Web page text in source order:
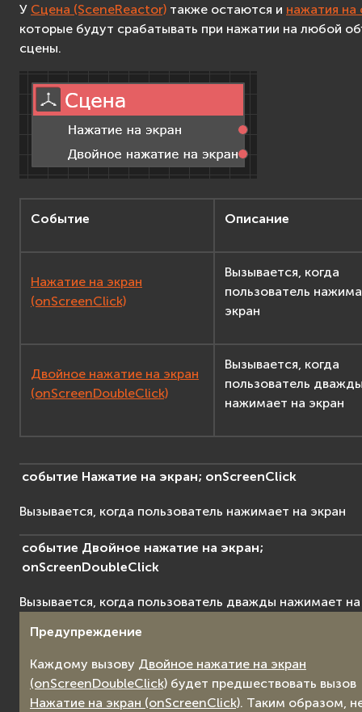
Advanced API Reference
У Сцена (SceneReactor) также остаются и нажатия на
которые будут срабатывать при нажатии на любой
сцены.
Событие Описание
Нажатие на экран
(onScreenClick)
Вызывается, когда
пользователь
экран
Двойное нажатие на экран
(onScreenDoubleClick)
Вызывается, когда
пользователь
нажимает на экран
событие Нажатие на экран; onScreenClick
Вызывается, когда пользователь нажимает на экран
событие Двойное нажатие на экран;
onScreenDoubleClick
Вызывается, когда пользователь дважды нажимает на
Предупреждение
Каждому вызову Двойное нажатие на экран
(onScreenDoubleClick) будет предшествовать вызов
Нажатие на экран (onScreenClick). Таким образом,